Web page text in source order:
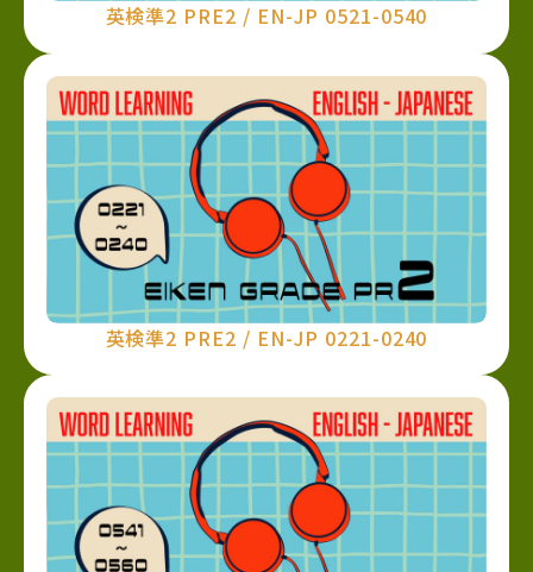
英検準2 PRE2 / EN-JP 0521-0540
英検準2 PRE2 / EN-JP 0221-0240